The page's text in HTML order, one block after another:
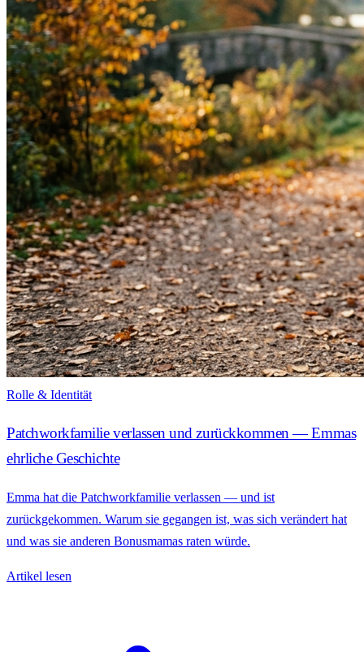
Rolle & Identität
Patchworkfamilie verlassen und zurückkommen — Emmas
ehrliche Geschichte
Emma hat die Patchworkfamilie verlassen — und ist
zurückgekommen. Warum sie gegangen ist, was sich verändert hat
und was sie anderen Bonusmamas raten würde.
Artikel lesen